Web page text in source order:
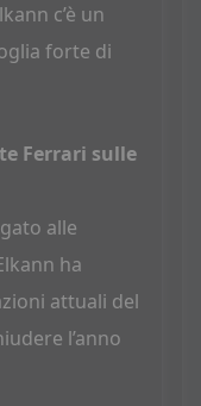
c’è un
forte di
Ferrari sulle
alle
ha
attuali del
l’anno